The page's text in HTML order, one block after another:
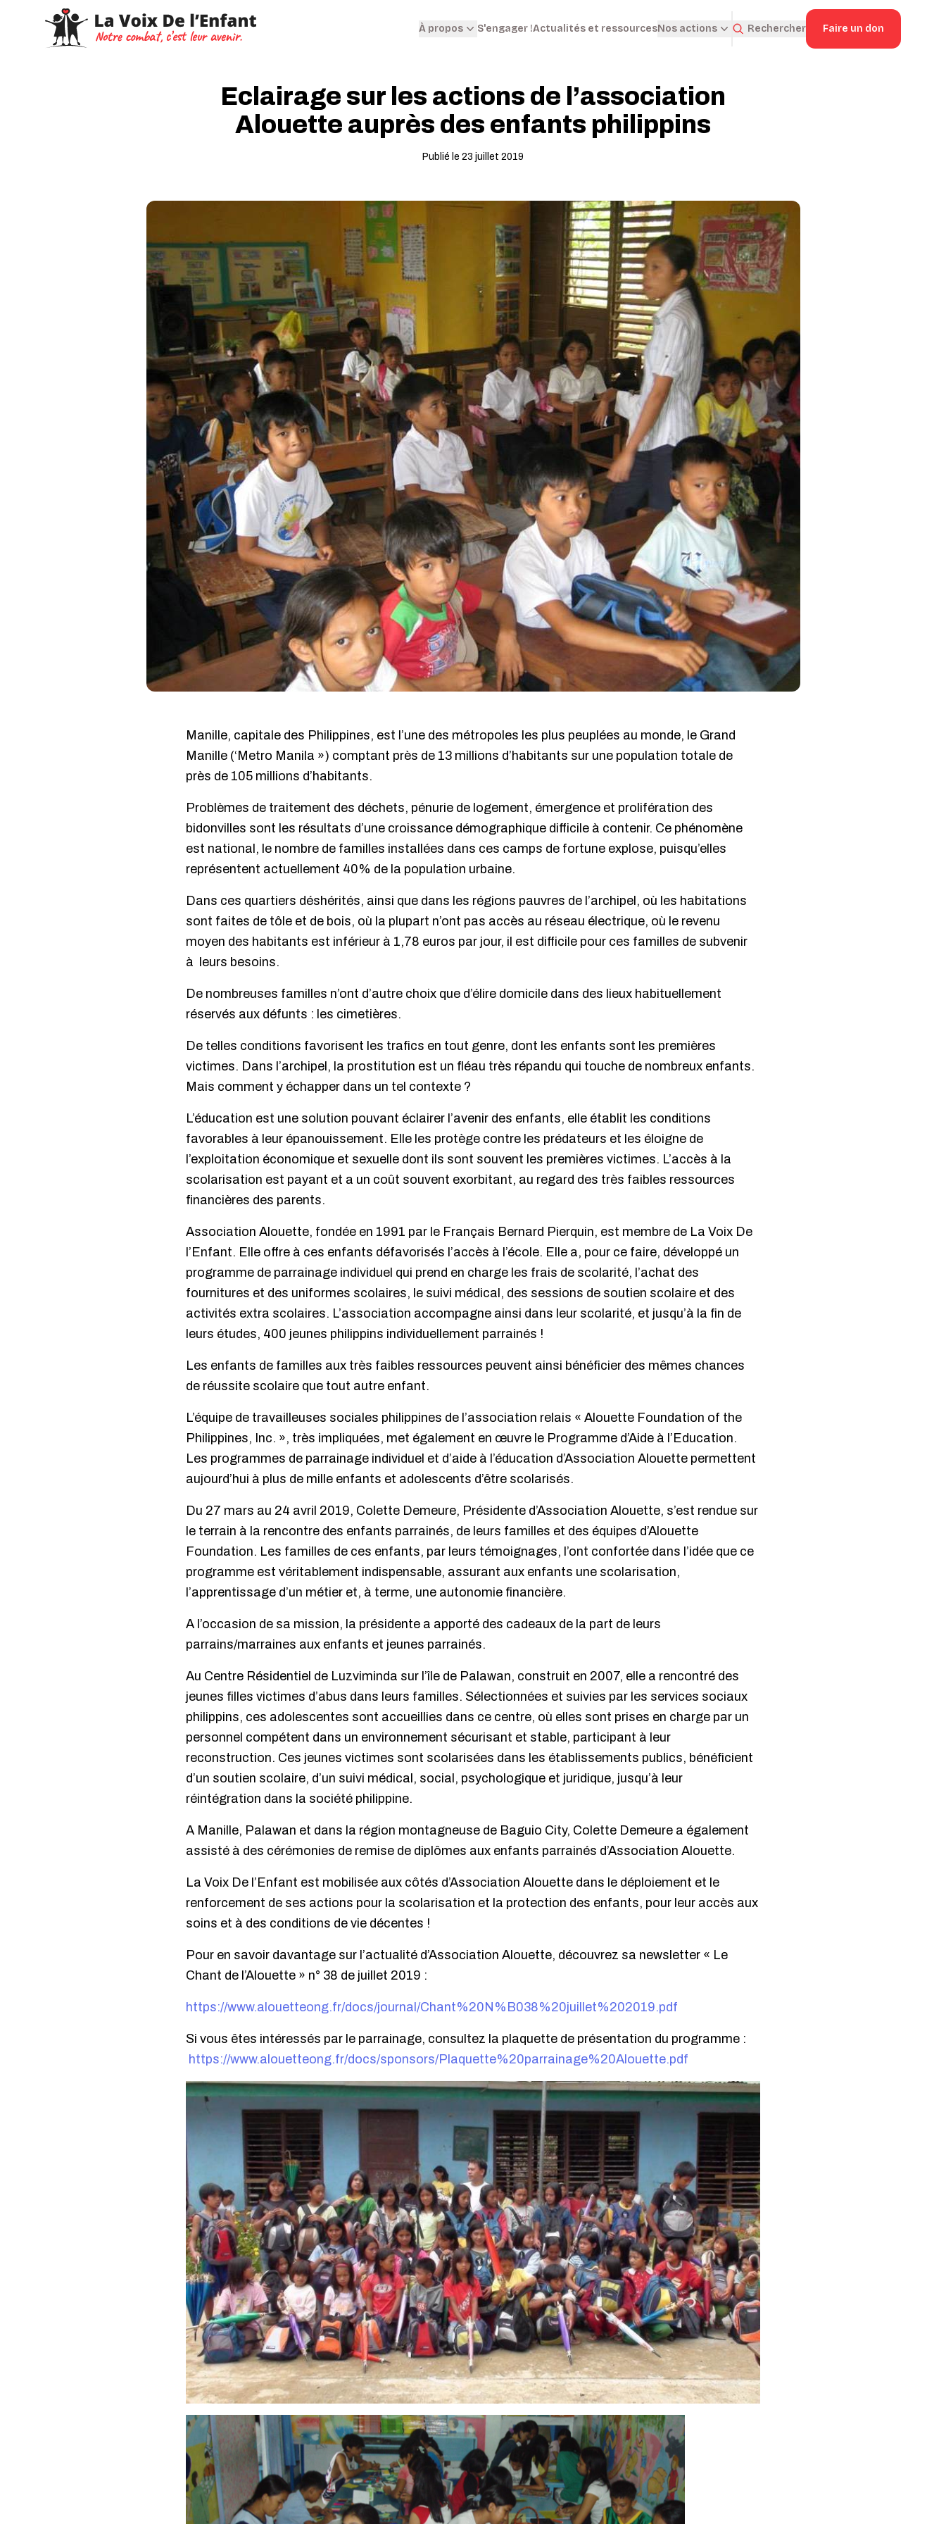
À propos S'engager !Actualités et ressourcesNos actions Rechercher Faire un don
Eclairage sur les actions de l’association
Alouette auprès des enfants philippins
Publié le 23 juillet 2019
Manille, capitale des Philippines, est l’une des métropoles les plus peuplées au monde, le Grand
Manille (‘Metro Manila ») comptant près de 13 millions d’habitants sur une population totale de
près de 105 millions d’habitants.
Problèmes de traitement des déchets, pénurie de logement, émergence et prolifération des
bidonvilles sont les résultats d’une croissance démographique difficile à contenir. Ce phénomène
est national, le nombre de familles installées dans ces camps de fortune explose, puisqu’elles
représentent actuellement 40% de la population urbaine.
Dans ces quartiers déshérités, ainsi que dans les régions pauvres de l’archipel, où les habitations
sont faites de tôle et de bois, où la plupart n’ont pas accès au réseau électrique, où le revenu
moyen des habitants est inférieur à 1,78 euros par jour, il est difficile pour ces familles de subvenir
à leurs besoins.
De nombreuses familles n’ont d’autre choix que d’élire domicile dans des lieux habituellement
réservés aux défunts : les cimetières.
De telles conditions favorisent les trafics en tout genre, dont les enfants sont les premières
victimes. Dans l’archipel, la prostitution est un fléau très répandu qui touche de nombreux enfants.
Mais comment y échapper dans un tel contexte ?
L’éducation est une solution pouvant éclairer l’avenir des enfants, elle établit les conditions
favorables à leur épanouissement. Elle les protège contre les prédateurs et les éloigne de
l’exploitation économique et sexuelle dont ils sont souvent les premières victimes. L’accès à la
scolarisation est payant et a un coût souvent exorbitant, au regard des très faibles ressources
financières des parents.
Association Alouette, fondée en 1991 par le Français Bernard Pierquin, est membre de La Voix De
l’Enfant. Elle offre à ces enfants défavorisés l’accès à l’école. Elle a, pour ce faire, développé un
programme de parrainage individuel qui prend en charge les frais de scolarité, l’achat des
fournitures et des uniformes scolaires, le suivi médical, des sessions de soutien scolaire et des
activités extra scolaires. L’association accompagne ainsi dans leur scolarité, et jusqu’à la fin de
leurs études, 400 jeunes philippins individuellement parrainés !
Les enfants de familles aux très faibles ressources peuvent ainsi bénéficier des mêmes chances
de réussite scolaire que tout autre enfant.
L’équipe de travailleuses sociales philippines de l’association relais « Alouette Foundation of the
Philippines, Inc. », très impliquées, met également en œuvre le Programme d’Aide à l’Education.
Les programmes de parrainage individuel et d’aide à l’éducation d’Association Alouette permettent
aujourd’hui à plus de mille enfants et adolescents d’être scolarisés.
Du 27 mars au 24 avril 2019, Colette Demeure, Présidente d’Association Alouette, s’est rendue sur
le terrain à la rencontre des enfants parrainés, de leurs familles et des équipes d’Alouette
Foundation. Les familles de ces enfants, par leurs témoignages, l’ont confortée dans l’idée que ce
programme est véritablement indispensable, assurant aux enfants une scolarisation,
l’apprentissage d’un métier et, à terme, une autonomie financière.
A l’occasion de sa mission, la présidente a apporté des cadeaux de la part de leurs
parrains/marraines aux enfants et jeunes parrainés.
Au Centre Résidentiel de Luzviminda sur l’île de Palawan, construit en 2007, elle a rencontré des
jeunes filles victimes d’abus dans leurs familles. Sélectionnées et suivies par les services sociaux
philippins, ces adolescentes sont accueillies dans ce centre, où elles sont prises en charge par un
personnel compétent dans un environnement sécurisant et stable, participant à leur
reconstruction. Ces jeunes victimes sont scolarisées dans les établissements publics, bénéficient
d’un soutien scolaire, d’un suivi médical, social, psychologique et juridique, jusqu’à leur
réintégration dans la société philippine.
A Manille, Palawan et dans la région montagneuse de Baguio City, Colette Demeure a également
assisté à des cérémonies de remise de diplômes aux enfants parrainés d’Association Alouette.
La Voix De l’Enfant est mobilisée aux côtés d’Association Alouette dans le déploiement et le
renforcement de ses actions pour la scolarisation et la protection des enfants, pour leur accès aux
soins et à des conditions de vie décentes !
Pour en savoir davantage sur l’actualité d’Association Alouette, découvrez sa newsletter « Le
Chant de l’Alouette » n° 38 de juillet 2019 :
https://www.alouetteong.fr/docs/journal/Chant%20N%B038%20juillet%202019.pdf
Si vous êtes intéressés par le parrainage, consultez la plaquette de présentation du programme :
https://www.alouetteong.fr/docs/sponsors/Plaquette%20parrainage%20Alouette.pdf